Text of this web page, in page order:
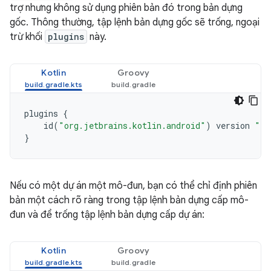
trợ nhưng không sử dụng phiên bản đó trong bản dựng
gốc. Thông thường, tập lệnh bản dựng gốc sẽ trống, ngoại
trừ khối plugins này.
Kotlin Groovy
plugins {
id( "org.jetbrains.kotlin.android" ) version
}
Nếu có một dự án một mô-đun, bạn có thể chỉ định phiên
bản một cách rõ ràng trong tập lệnh bản dựng cấp mô-
đun và để trống tập lệnh bản dựng cấp dự án:
Kotlin Groovy